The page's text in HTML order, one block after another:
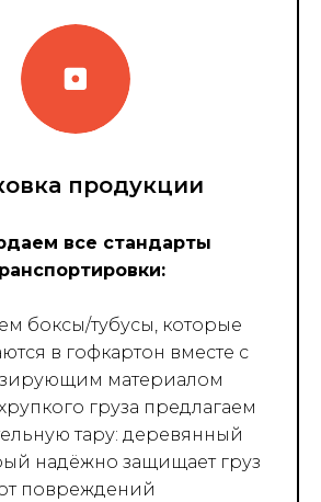
продукции
все стандарты
боксы/тубусы, которые
в гофкартон вместе с
материалом
груза предлагаем
тару: деревянный
надёжно защищает груз
повреждений